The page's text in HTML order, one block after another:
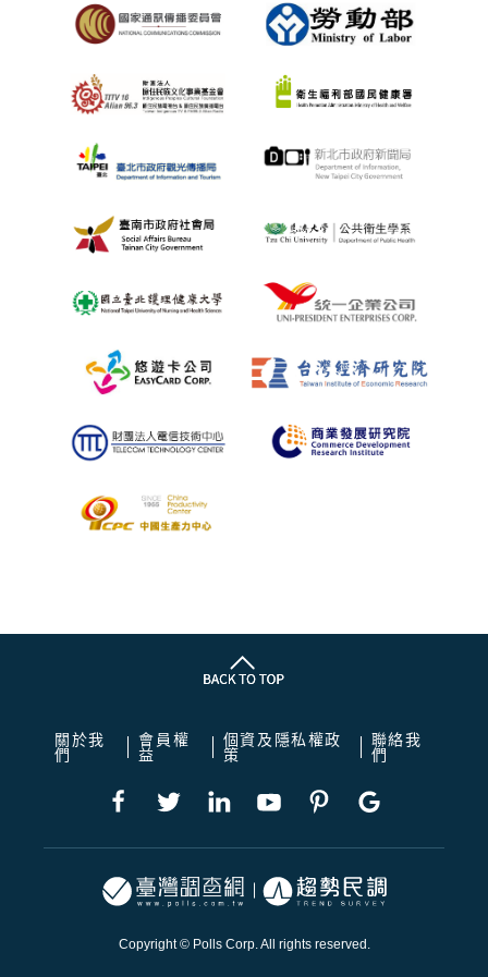
關於我
們
會員權
益
個資及隱私權政
策
聯絡我
們
Copyright © Polls Corp. All rights reserved.